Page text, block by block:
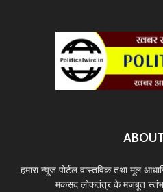
हमारा न्यूज पोर्टल वास्तविक तथा मूल
मकसद लोकतंत्र के मजबूत स्तंभ